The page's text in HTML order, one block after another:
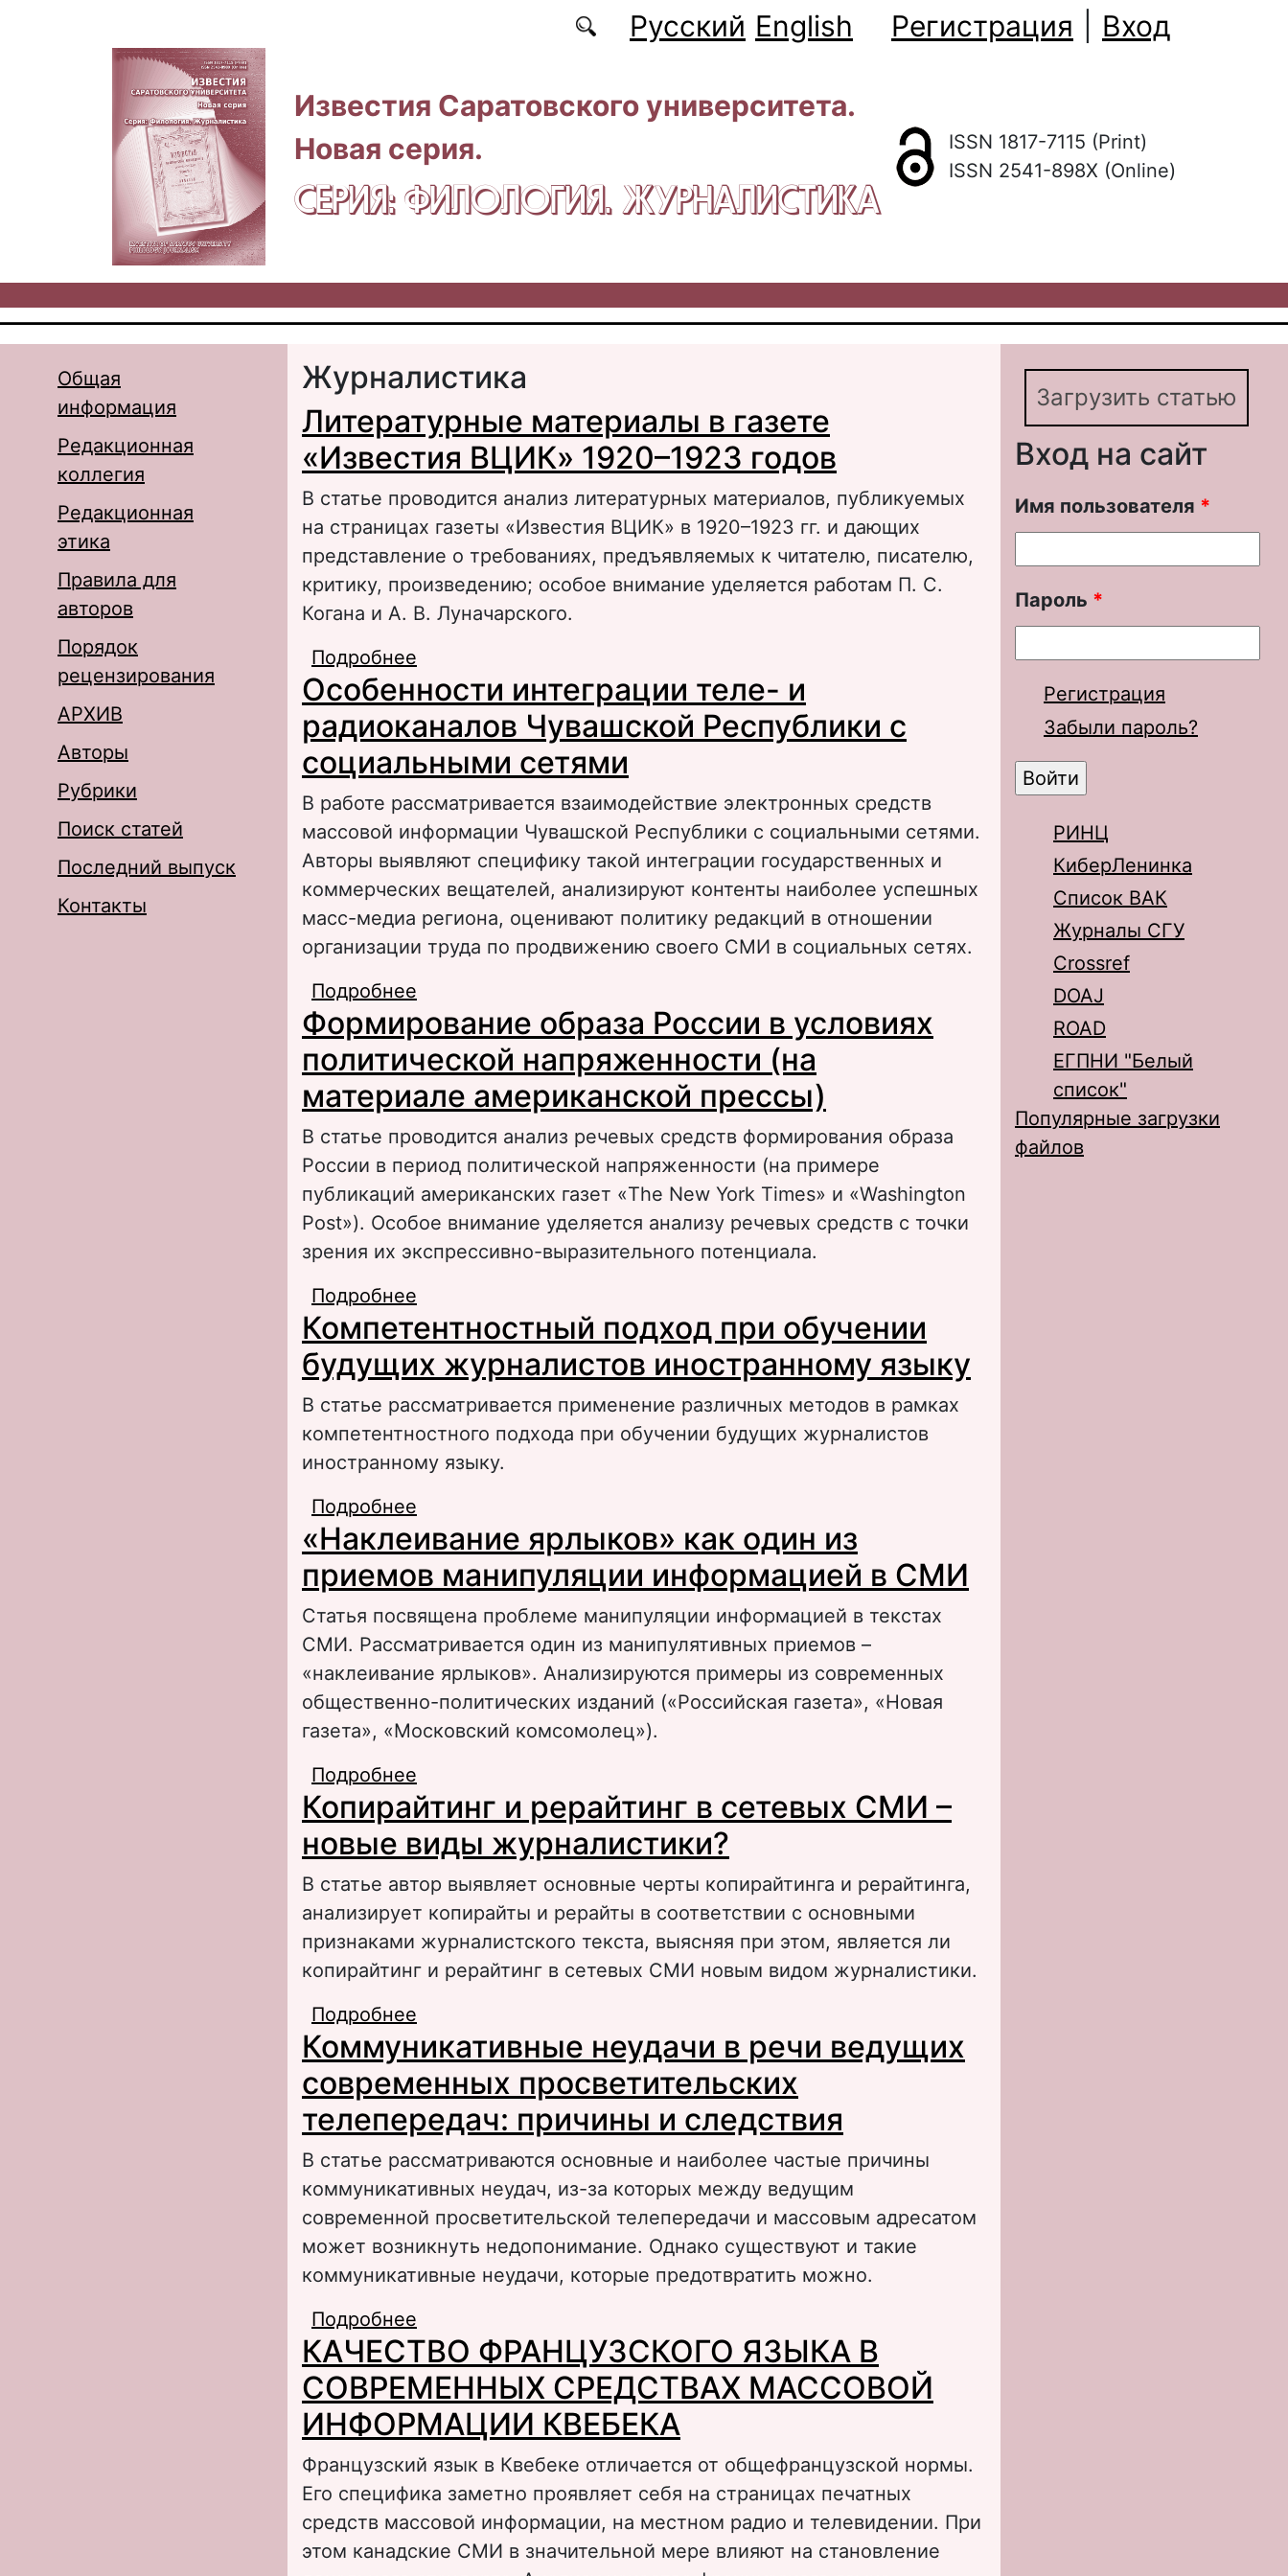
Русский English Регистрация Вход
Известия Саратовского университета.
Новая серия.
СЕРИЯ: ФИЛОЛОГИЯ. ЖУРНАЛИСТИКА
ISSN 1817-7115 (Print)
ISSN 2541-898X (Online)
Общая
информация
Редакционная
коллегия
Редакционная
этика
Правила для
авторов
Порядок
рецензирования
АРХИВ
Авторы
Рубрики
Поиск статей
Последний выпуск
Контакты
Журналистика
Литературные материалы в газете
«Известия ВЦИК» 1920–1923 годов
В статье проводится анализ литературных материалов, публикуемых
на страницах газеты «Известия ВЦИК» в 1920–1923 гг. и дающих
представление о требованиях, предъявляемых к читателю, писателю,
критику, произведению; особое внимание уделяется работам П. С.
Когана и А. В. Луначарского.
Подробнее
1923 годов
Особенности интеграции теле- и
радиоканалов Чувашской Республики с
социальными сетями
В работе рассматривается взаимодействие электронных средств
массовой информации Чувашской Республики с социальными сетями.
Авторы выявляют специфику такой интеграции государственных и
коммерческих вещателей, анализируют контенты наиболее успешных
масс-медиа региона, оценивают политику редакций в отношении
организации труда по продвижению своего СМИ в социальных сетях.
Подробнее
Республики с социальными сетями
Формирование образа России в условиях
политической напряженности (на
материале американской прессы)
В статье проводится анализ речевых средств формирования образа
России в период политической напряженности (на примере
публикаций американских газет «The New York Times» и «Washington
Post»). Особое внимание уделяется анализу речевых средств с точки
зрения их экспрессивно-выразительного потенциала.
Подробнее
напряженности (на материале американской прессы)
Компетентностный подход при обучении
будущих журналистов иностранному языку
В статье рассматривается применение различных методов в рамках
компетентностного подхода при обучении будущих журналистов
иностранному языку.
Подробнее
журналистов иностранному языку
«Наклеивание ярлыков» как один из
приемов манипуляции информацией в СМИ
Статья посвящена проблеме манипуляции информацией в текстах
СМИ. Рассматривается один из манипулятивных приемов –
«наклеивание ярлыков». Анализируются примеры из современных
общественно-политических изданий («Российская газета», «Новая
газета», «Московский комсомолец»).
Подробнее
манипуляции информацией в СМИ
Копирайтинг и рерайтинг в сетевых СМИ –
новые виды журналистики?
В статье автор выявляет основные черты копирайтинга и рерайтинга,
анализирует копирайты и рерайты в соответствии с основными
признаками журналистского текста, выясняя при этом, является ли
копирайтинг и рерайтинг в сетевых СМИ новым видом журналистики.
Подробнее
журналистики?
Коммуникативные неудачи в речи ведущих
современных просветительских
телепередач: причины и следствия
В статье рассматриваются основные и наиболее частые причины
коммуникативных неудач, из-за которых между ведущим
современной просветительской телепередачи и массовым адресатом
может возникнуть недопонимание. Однако существуют и такие
коммуникативные неудачи, которые предотвратить можно.
Подробнее
просветительских телепередач: причины и следствия
КАЧЕСТВО ФРАНЦУЗСКОГО ЯЗЫКА В
СОВРЕМЕННЫХ СРЕДСТВАХ МАССОВОЙ
ИНФОРМАЦИИ КВЕБЕКА
Французский язык в Квебеке отличается от общефранцузской нормы.
Его специфика заметно проявляет себя на страницах печатных
средств массовой информации, на местном радио и телевидении. При
этом канадские СМИ в значительной мере влияют на становление
Загрузить статью
Вход на сайт
Имя пользователя *
Пароль *
Регистрация
Забыли пароль?
РИНЦ
КиберЛенинка
Список ВАК
Журналы СГУ
Crossref
DOAJ
ROAD
ЕГПНИ "Белый
список"
Популярные загрузки
файлов